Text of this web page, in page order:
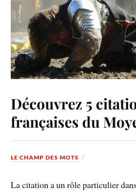
Découvrez 5
françaises du
LE CHAMP DES MOTS
La citation a un rôle particulier